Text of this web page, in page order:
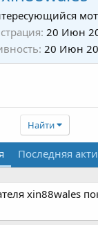
20 Июн
20 Июн
Найти
Последняя
xin88wales